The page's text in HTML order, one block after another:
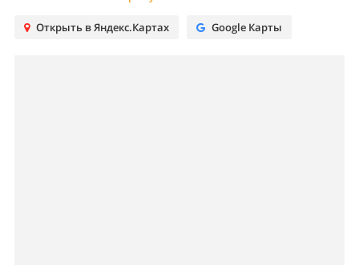
Открыть в Яндекс.Картах Google Карты